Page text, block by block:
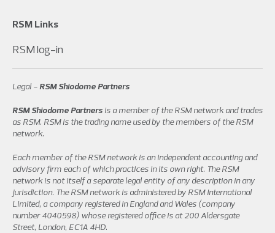
RSM Links
RSM log-in
Legal -RSM Shiodome Partners
RSM Shiodome Partners is a member of the RSM network and trades
as RSM. RSM is the trading name used by the members of the RSM
network.
Each member of the RSM network is an independent accounting and
advisory firm each of which practices in its own right. The RSM
network is not itself a separate legal entity of any description in any
jurisdiction. The RSM network is administered by RSM International
Limited, a company registered in England and Wales (company
number 4040598) whose registered office is at 200 Aldersgate
Street, London, EC1A 4HD.